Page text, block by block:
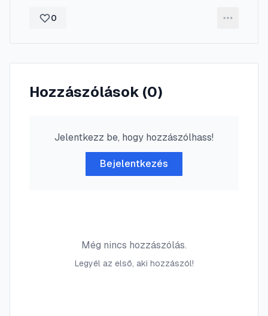
0
Hozzászólások (0)
Jelentkezz be, hogy hozzászólhass!
Bejelentkezés
Még nincs hozzászólás.
Legyél az első, aki hozzászól!